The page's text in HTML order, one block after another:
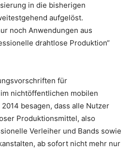
in die bisherigen
aufgelöst.
noch Anwendungen aus
drahtlose Produktion“
für
nichtöffentlichen mobilen
2014 besagen, dass alle Nutzer
Produktionsmittel, also
Verleiher und Bands sowie
ab sofort nicht mehr nur